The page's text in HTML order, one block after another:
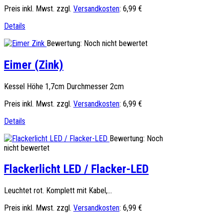
Preis inkl. Mwst. zzgl. Versandkosten: 6,99 €
Details
Bewertung: Noch nicht bewertet
Eimer (Zink)
Kessel Höhe 1,7cm Durchmesser 2cm
Preis inkl. Mwst. zzgl. Versandkosten: 6,99 €
Details
Bewertung: Noch
nicht bewertet
Flackerlicht LED / Flacker-LED
Leuchtet rot. Komplett mit Kabel,...
Preis inkl. Mwst. zzgl. Versandkosten: 6,99 €